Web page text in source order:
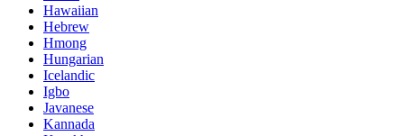
Hawaiian
Hebrew
Hmong
Hungarian
Icelandic
Igbo
Javanese
Kannada